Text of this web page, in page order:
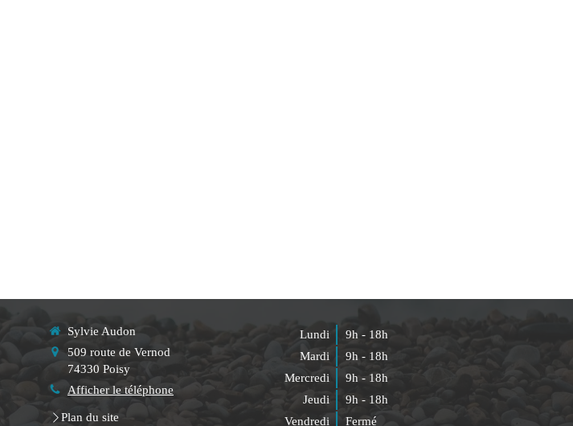
Sylvie Audon
509 route de Vernod
74330 Poisy
Afficher le téléphone
Plan du site
Lundi
9h - 18h
Mardi
9h - 18h
Mercredi
9h - 18h
Jeudi
9h - 18h
Vendredi
Fermé